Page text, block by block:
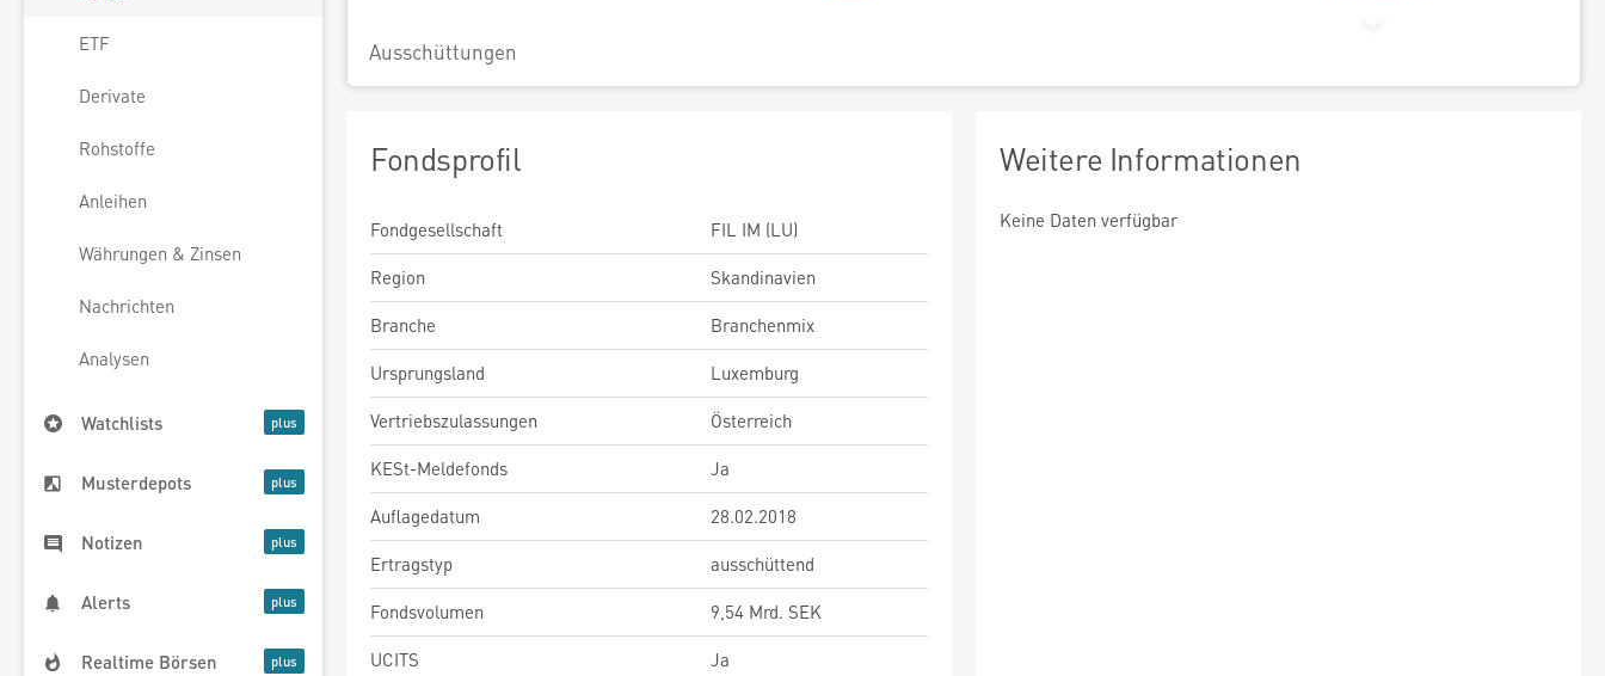
ETF
Derivate
Rohstoffe
Anleihen
Währungen & Zinsen
Nachrichten
Analysen
Watchlists
Musterdepots
Notizen
Alerts
Realtime Börsen
Ausschüttungen
Fondsprofil
Fondgesellschaft
FIL IM (LU)
Region
Skandinavien
Branche
Branchenmix
Ursprungsland
Luxemburg
Vertriebszulassungen
Österreich
KESt-Meldefonds
Ja
Auflagedatum
28.02.2018
Ertragstyp
ausschüttend
Fondsvolumen
9,54 Mrd. SEK
UCITS
Ja
Weitere Informationen
Keine Daten verfügbar